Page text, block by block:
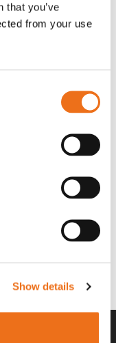
that you’ve
from your use
Show details
moms)
till i varukorg
2xl med avant-
(ex. moms)